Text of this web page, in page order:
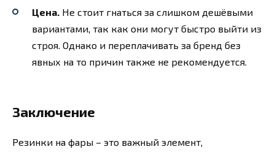
Цена. Не стоит гнаться за слишком дешёвыми
вариантами, так как они могут быстро выйти из
строя. Однако и переплачивать за бренд без
явных на то причин также не рекомендуется.
Заключение
Резинки на фары – это важный элемент,